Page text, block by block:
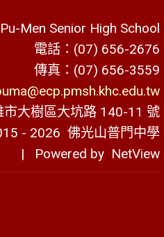
Men Senior High School
電話：(07) 656-2676
傳真：(07) 656-3559
大樹區大坑路 140-11 號
- 2026 佛光山普門中學
| Powered by NetView